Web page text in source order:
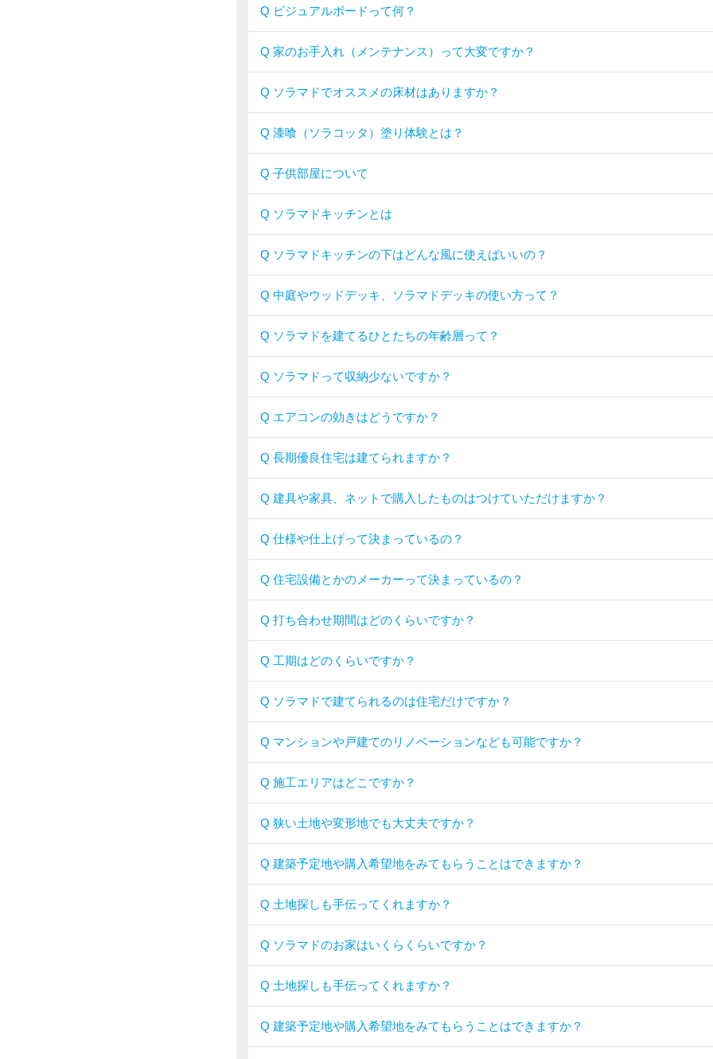
Q ビジュアルボードって何？
Q 家のお手入れ（メンテナンス）って大変ですか？
Q ソラマドでオススメの床材はありますか？
Q 漆喰（ソラコッタ）塗り体験とは？
Q 子供部屋について
Q ソラマドキッチンとは
Q ソラマドキッチンの下はどんな風に使えばいいの？
Q 中庭やウッドデッキ、ソラマドデッキの使い方って？
Q ソラマドを建てるひとたちの年齢層って？
Q ソラマドって収納少ないですか？
Q エアコンの効きはどうですか？
Q 長期優良住宅は建てられますか？
Q 建具や家具、ネットで購入したものはつけていただけますか？
Q 仕様や仕上げって決まっているの？
Q 住宅設備とかのメーカーって決まっているの？
Q 打ち合わせ期間はどのくらいですか？
Q 工期はどのくらいですか？
Q ソラマドで建てられるのは住宅だけですか？
Q マンションや戸建てのリノベーションなども可能ですか？
Q 施工エリアはどこですか？
Q 狭い土地や変形地でも大丈夫ですか？
Q 建築予定地や購入希望地をみてもらうことはできますか？
Q 土地探しも手伝ってくれますか？
Q ソラマドのお家はいくらくらいですか？
Q 土地探しも手伝ってくれますか？
Q 建築予定地や購入希望地をみてもらうことはできますか？